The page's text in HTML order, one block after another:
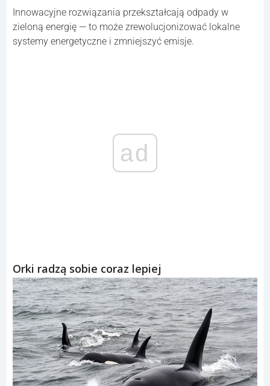
Innowacyjne rozwiązania przekształcają odpady w
zieloną energię — to może zrewolucjonizować lokalne
systemy energetyczne i zmniejszyć emisje.
ad
Orki radzą sobie coraz lepiej